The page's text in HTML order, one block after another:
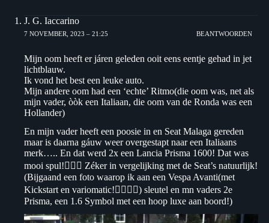
J. G. Iaccarino
7 NOVEMBER, 2023 – 21:25 BEANTWOORDEN
Mijn oom heeft er járen geleden ooit eens eentje gehad in jet
lichtblauw.
Ik vond het best een leuke auto.
Mijn andere oom had een ‘echte’ Ritmo(die oom was, net als
mijn vader, òòk een Italiaan, die oom van de Ronda was een
Hollander)
En mijn vader heeft een poosie in en Seat Malaga gereden
maar is daarna gáuw weer overgestapt naar een Italiaans
merk….. En dat werd 2x een Lancia Prisma 1600! Dat was
mooi spul!👌🏽😍 Zéker in vergelijking met de Seat’s natuurlijk!
(Bijgaand een foto waarop ik aan een Vespa Avanti(met
Kickstart en variomatic!👌🏽🤘🏽) sleutel en mn vaders 2e
Prisma, een 1.6 Symbol met een hoop luxe aan boord!)